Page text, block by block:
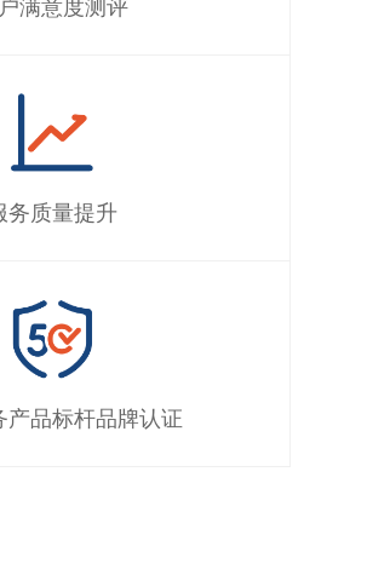
满意度测评
务质量提升
产品标杆品牌认证